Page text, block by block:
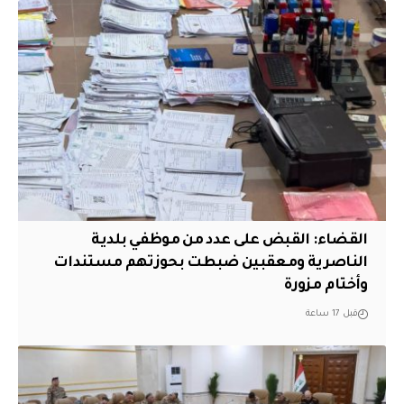
القضاء: القبض على عدد من موظفي بلدية
الناصرية ومعقبين ضبطت بحوزتهم مستندات
وأختام مزورة
قبل 17 ساعة